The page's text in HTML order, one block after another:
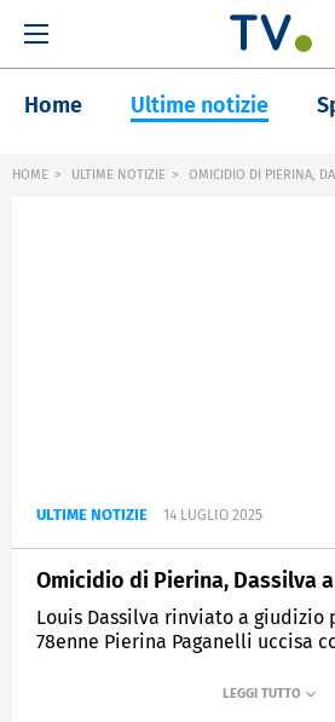
Home Ultime notizie
HOME ULTIME NOTIZIE OMICIDIO DI PIERINA,
ULTIME NOTIZIE 14 LUGLIO 2025
Omicidio di Pierina, Dassilva
Louis Dassilva rinviato a
78enne Pierina Paganelli uccisa